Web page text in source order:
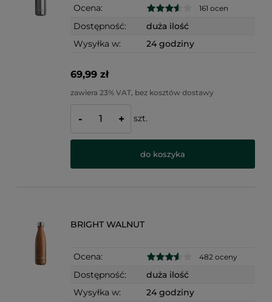
Ocena: 161 ocen
Dostępność:
duża ilość
Wysyłka w:
24 godziny
69,99 zł
zawiera 23% VAT, bez kosztów dostawy
- + szt.
do koszyka
BRIGHT WALNUT
Ocena: 482 oceny
Dostępność:
duża ilość
Wysyłka w:
24 godziny